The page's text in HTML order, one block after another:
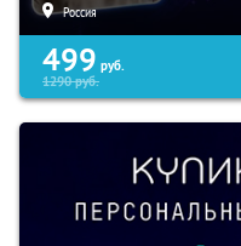
Россия
499 руб.
1290руб.